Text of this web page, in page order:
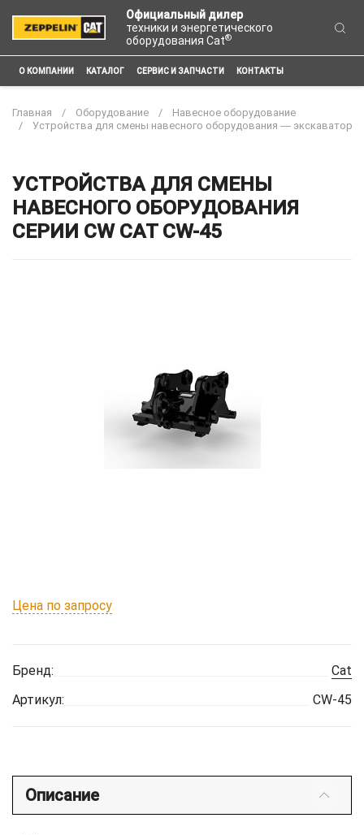
Официальный дилер
техники и энергетического
оборудования Cat®
О КОМПАНИИ КАТАЛОГ СЕРВИС И ЗАПЧАСТИ КОНТАКТЫ
Главная Оборудование
Навесное оборудование
Устройства для смены навесного оборудования ― экскаватор
УСТРОЙСТВА ДЛЯ СМЕНЫ
НАВЕСНОГО ОБОРУДОВАНИЯ
СЕРИИ CW CAT CW-45
Цена по запросу
Бренд:
Cat
Артикул:
CW-45
Описание